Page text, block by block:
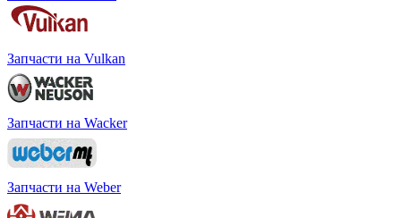
Запчасти на Vulkan
Запчасти на Wacker
Запчасти на Weber